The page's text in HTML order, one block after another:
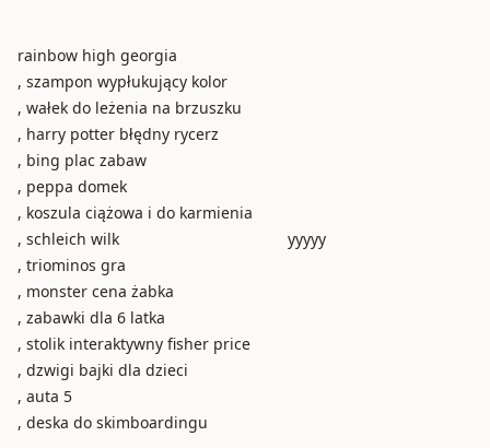
rainbow high georgia
, szampon wypłukujący kolor
, wałek do leżenia na brzuszku
, harry potter błędny rycerz
, bing plac zabaw
, peppa domek
, koszula ciążowa i do karmienia
, schleich wilk
, triominos gra
, monster cena żabka
, zabawki dla 6 latka
, stolik interaktywny fisher price
, dzwigi bajki dla dzieci
, auta 5
, deska do skimboardingu
yyyyy